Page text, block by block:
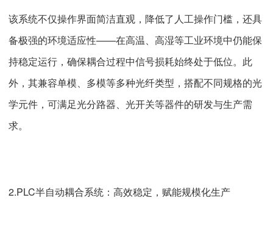
该系统不仅操作界面简洁直观，降低了人工操作门槛，还具
备极强的环境适应性——在高温、高湿等工业环境中仍能保
持稳定运行，确保耦合过程中信号损耗始终处于低位。此
外，其兼容单模、多模等多种光纤类型，搭配不同规格的光
学元件，可满足光分路器、光开关等器件的研发与生产需
求。
2.PLC半自动耦合系统：高效稳定，赋能规模化生产